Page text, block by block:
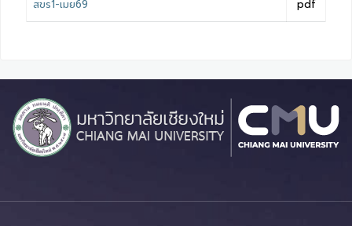
สขร1-เมย69 pdf